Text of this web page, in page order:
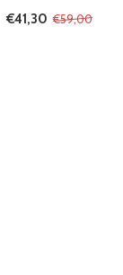
€41,30 €59,00